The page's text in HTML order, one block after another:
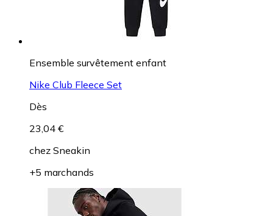
Ensemble survêtement enfant
Nike Club Fleece Set
Dès
23,04 €
chez Sneakin
+5 marchands